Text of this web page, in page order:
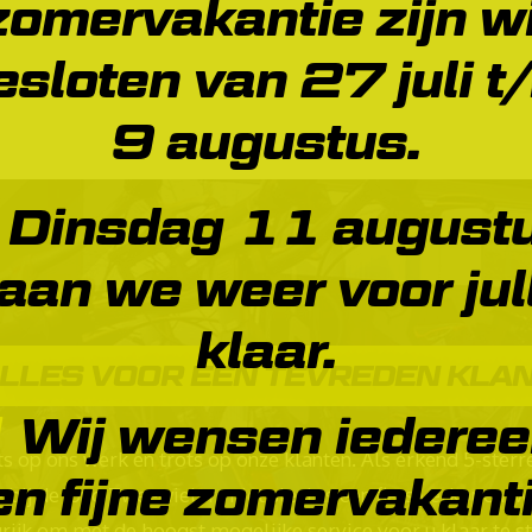
VOOR EEN TEVREDEN
op ons werk en trots op onze klanten. Als erkend 5-
de Jong Tweewielers niet slechts een fiets verkopen,
zijn
van 27 juli
9 augustus.
Dinsdag 11
we weer voor
klaar.
Wij wensen
fijne